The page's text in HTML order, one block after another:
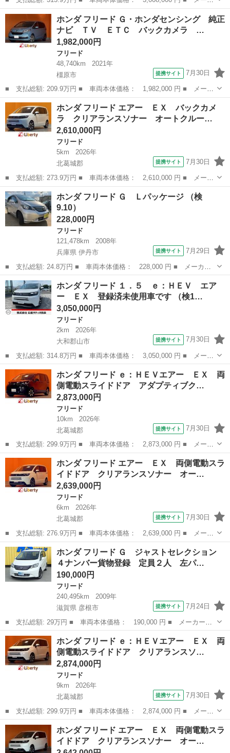
ー名： ホンダ ■ 車種名： フリード ■ グレード名： ｅ：ＨＥ
Ｖクロスター バックカメラ クリアランスソナー オートクルーズ
コントロ...
奈良 橿原市 フリード
ホンダ フリード Ｇ・ホンダセンシング 純正
ナビ ＴＶ ＥＴＣ バックカメラ …
1,982,000円
フリード
48,740km
2021年
橿原市
提携サイト 7月30日
■ 支払総額: 209.9万円 ■ 車両本体価格： 1,982,000 円 ■ メーカ
ー名： ホンダ ■ 車種名： フリード ■ グレード名： Ｇ・ホン
ダセンシング 純正ナビ ＴＶ ＥＴＣ バックカメラ フリップダ
ウンモニ...
奈良 橿原市 フリード
ホンダ フリード エアー ＥＸ バックカメ
ラ クリアランスソナー オートクルー…
2,610,000円
フリード
5km
2026年
北葛城郡
提携サイト 7月30日
■ 支払総額: 273.9万円 ■ 車両本体価格： 2,610,000 円 ■ メーカ
ー名： ホンダ ■ 車種名： フリード ■ グレード名： エアー
ＥＸ バックカメラ クリアランスソナー オートクルーズコントロ
ール レ...
奈良 北葛城郡 フリード
ホンダ フリード Ｇ Ｌパッケージ （検
9.10）
228,000円
フリード
121,478km
2008年
兵庫県 伊丹市
提携サイト 7月29日
■ 支払総額: 24.8万円 ■ 車両本体価格： 228,000 円 ■ メーカー
名： ホンダ ■ 車種名： フリード ■ グレード名： Ｇ Ｌパッ
ケージ ■ 排気量： 1500cc ■ ドア枚数： 5D ■ ミッション：...
兵庫 伊丹市 フリード
ホンダ フリード １．５ ｅ：ＨＥＶ エア
ー ＥＸ 登録済未使用車です （検1…
3,050,000円
フリード
2km
2026年
大和郡山市
提携サイト 7月30日
■ 支払総額: 314.8万円 ■ 車両本体価格： 3,050,000 円 ■ メーカ
ー名： ホンダ ■ 車種名： フリード ■ グレード名： １．５
ｅ：ＨＥＶ エアー ＥＸ 登録済未使用車です ■ 排気量：
1500c...
奈良 大和郡山市 フリード
ホンダ フリード ｅ：ＨＥＶエアー ＥＸ 両
側電動スライドドア アダプティブク…
2,873,000円
フリード
10km
2026年
北葛城郡
提携サイト 7月30日
■ 支払総額: 299.9万円 ■ 車両本体価格： 2,873,000 円 ■ メーカ
ー名： ホンダ ■ 車種名： フリード ■ グレード名： ｅ：ＨＥ
Ｖエアー ＥＸ 両側電動スライドドア アダプティブクルーズコン
トロール...
奈良 北葛城郡 フリード
ホンダ フリード エアー ＥＸ 両側電動スラ
イドドア クリアランスソナー オー…
2,639,000円
フリード
6km
2026年
北葛城郡
提携サイト 7月30日
■ 支払総額: 276.9万円 ■ 車両本体価格： 2,639,000 円 ■ メーカ
ー名： ホンダ ■ 車種名： フリード ■ グレード名： エアー
ＥＸ 両側電動スライドドア クリアランスソナー オートクルーズ
コントロ...
奈良 北葛城郡 フリード
ホンダ フリード Ｇ ジャストセレクション
４ナンバー貨物登録 定員２人 左パ…
190,000円
フリード
240,495km
2009年
滋賀県 彦根市
提携サイト 7月24日
■ 支払総額: 29万円 ■ 車両本体価格： 190,000 円 ■ メーカー
名： ホンダ ■ 車種名： フリード ■ グレード名： Ｇ ジャス
トセレクション ４ナンバー貨物登録 定員２人 左パワースライド
ドア 純正ナビ ...
滋賀 彦根市 フリード
ホンダ フリード ｅ：ＨＥＶエアー ＥＸ 両
側電動スライドドア クリアランスソ…
2,874,000円
フリード
9km
2026年
北葛城郡
提携サイト 7月30日
■ 支払総額: 299.9万円 ■ 車両本体価格： 2,874,000 円 ■ メーカ
ー名： ホンダ ■ 車種名： フリード ■ グレード名： ｅ：ＨＥ
Ｖエアー ＥＸ 両側電動スライドドア クリアランスソナー オー
トクルー...
奈良 北葛城郡 フリード
ホンダ フリード エアー ＥＸ 両側電動スラ
イドドア クリアランスソナー オー…